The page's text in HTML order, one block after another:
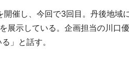
催し、今回で3回目。丹後地域
展示している。企画担当の川口
」と話す。